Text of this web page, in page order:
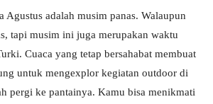
Agustus adalah musim panas. Walaupun
tapi musim ini juga merupakan waktu
Cuaca yang tetap bersahabat membuat
untuk mengexplor kegiatan outdoor di
pergi ke pantainya. Kamu bisa menikmati